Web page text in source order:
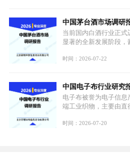
密制造流程。
中国茅台酒市场调研
当前国内白酒行业正
显著的全新发展阶段，
道。贵州茅台凭借独
业。
时间：2026-07-22
中国电子布行业研究
电子布被誉为电子信
端工业织物，主要由直
生产制造过程中不可
时间：2026-07-20